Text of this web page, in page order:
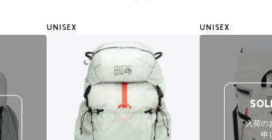
UNISEX UNISEX
「入荷
申